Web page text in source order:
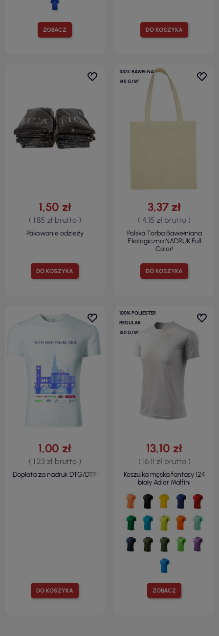
ZOBACZ DO KOSZYKA
DO KOSZYKA
1,50 zł
( 1,85 zł brutto )
Pakowanie odzieży
100% BAWEŁNA
145 G/M²
DO KOSZYKA
3,37 zł
( 4,15 zł brutto )
Polska Torba Bawełniana
Ekologiczna NADRUK Full
Color!
DO KOSZYKA
1,00 zł
( 1,23 zł brutto )
Dopłata za nadruk DTG/DTF
100% POLIESTER
REGULAR
150 G/M²
ZOBACZ
13,10 zł
( 16,11 zł brutto )
Koszulka męska fantasy 124
biały Adler Malfini